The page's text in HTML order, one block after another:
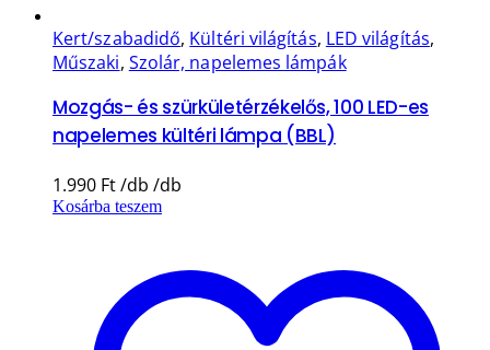
Kert/szabadidő, Kültéri világítás, LED világítás,
Műszaki, Szolár, napelemes lámpák
Mozgás- és szürkületérzékelős, 100 LED-es
napelemes kültéri lámpa (BBL)
1.990 Ft
Kosárba teszem